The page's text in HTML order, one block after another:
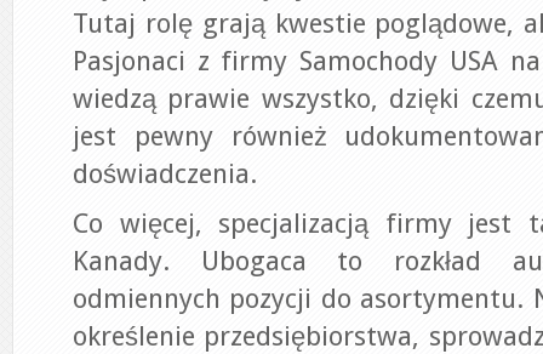
Tutaj rolę grają kwestie poglądowe,
Pasjonaci z firmy Samochody USA
wiedzą prawie wszystko, dzięki
jest pewny również
doświadczenia.
Co więcej, specjalizacją firmy jest
Kanady. Ubogaca to rozkład
odmiennych pozycji do asortymentu.
określenie przedsiębiorstwa,